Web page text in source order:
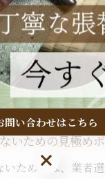
直結します。
ても外壁がきれい
テナンスと技術力
点検・アフターフ
いための見極め
いためには、業者
お問い合わせはこちら
問い合わせはこちら